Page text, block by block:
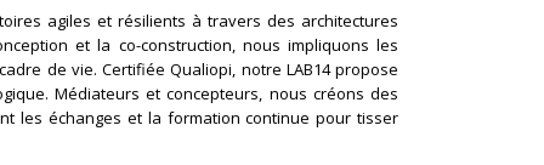
agiles et résilients à travers des architectures
et la co-construction, nous impliquons les
de vie. Certifiée Qualiopi, notre LAB14 propose
Médiateurs et concepteurs, nous créons des
les échanges et la formation continue pour tisser